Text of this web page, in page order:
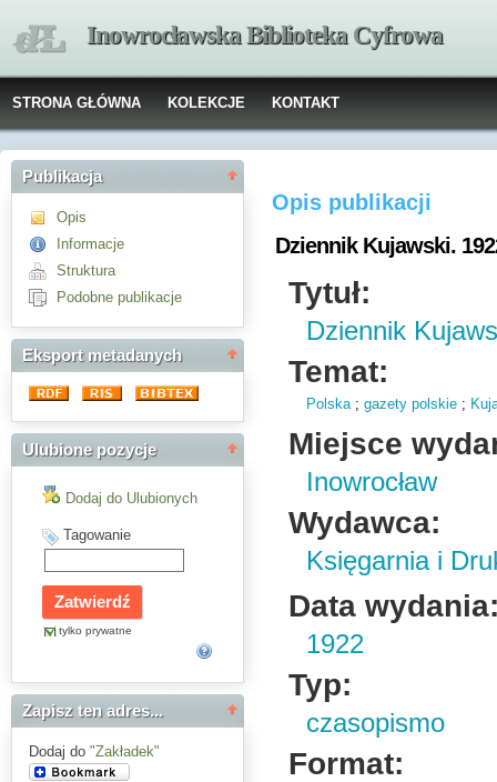
Inowrocławska Biblioteka Cyfrowa
STRONA GŁÓWNA KOLEKCJE KONTAKT
Publikacja
Opis
Informacje
Struktura
Podobne publikacje
Eksport metadanych
Ulubione pozycje
Dodaj do Ulubionych
Tagowanie
tylko prywatne
Zapisz ten adres...
Dodaj do "Zakładek"
Opis publikacji
Dziennik Kujawski.
Tytuł:
Dziennik
Temat:
Polska;gazety polskie ;
Miejsce
Inowrocław
Wydawca:
Księgarnia i
Data
1922
Typ:
czasopismo
Format: